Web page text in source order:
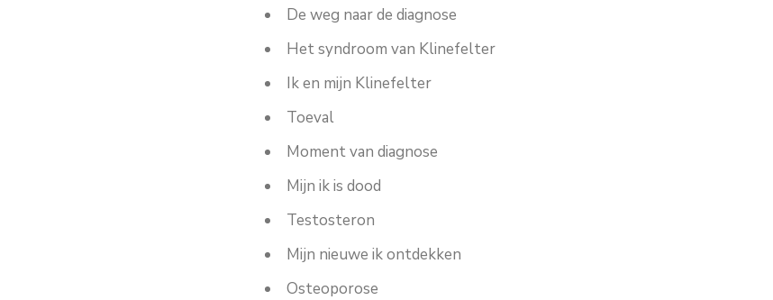
De weg naar de diagnose
Het syndroom van Klinefelter
Ik en mijn Klinefelter
Toeval
Moment van diagnose
Mijn ik is dood
Testosteron
Mijn nieuwe ik ontdekken
Osteoporose